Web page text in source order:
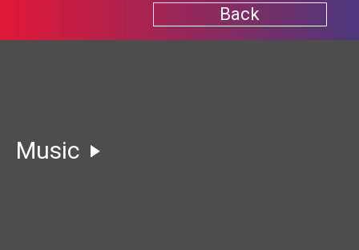
Back
Music